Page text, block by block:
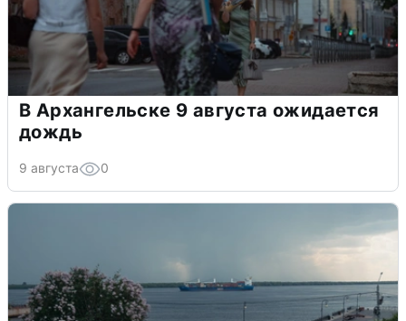
В Архангельске 9 августа ожидается
дождь
9 августа 0